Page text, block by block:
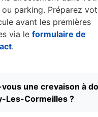
ou parking. Préparez
avant les premières
via le formulaire de
.
une crevaison à
Les-Cormeilles ?